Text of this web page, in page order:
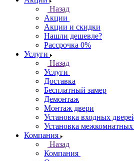
Назад
Акции
Акции и скидки
Нашли дешевле?
Рассрочка 0%
Услуги
Назад
Услуги
Доставка
Бесплатный замер
Демонтаж
Монтаж двери
Установка входных
Установка межкомнатных
Компания
Назад
Компания